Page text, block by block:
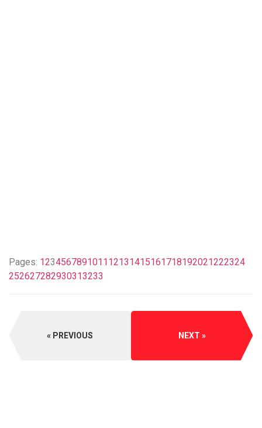
Pages: 123456789101112131415161718192021222324
252627282930313233
PREVIOUS NEXT